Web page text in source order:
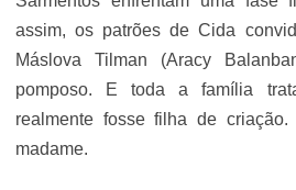
assim, os patrões de Cida
Máslova Tilman (Aracy
pomposo. E toda a família
realmente fosse filha de
madame.